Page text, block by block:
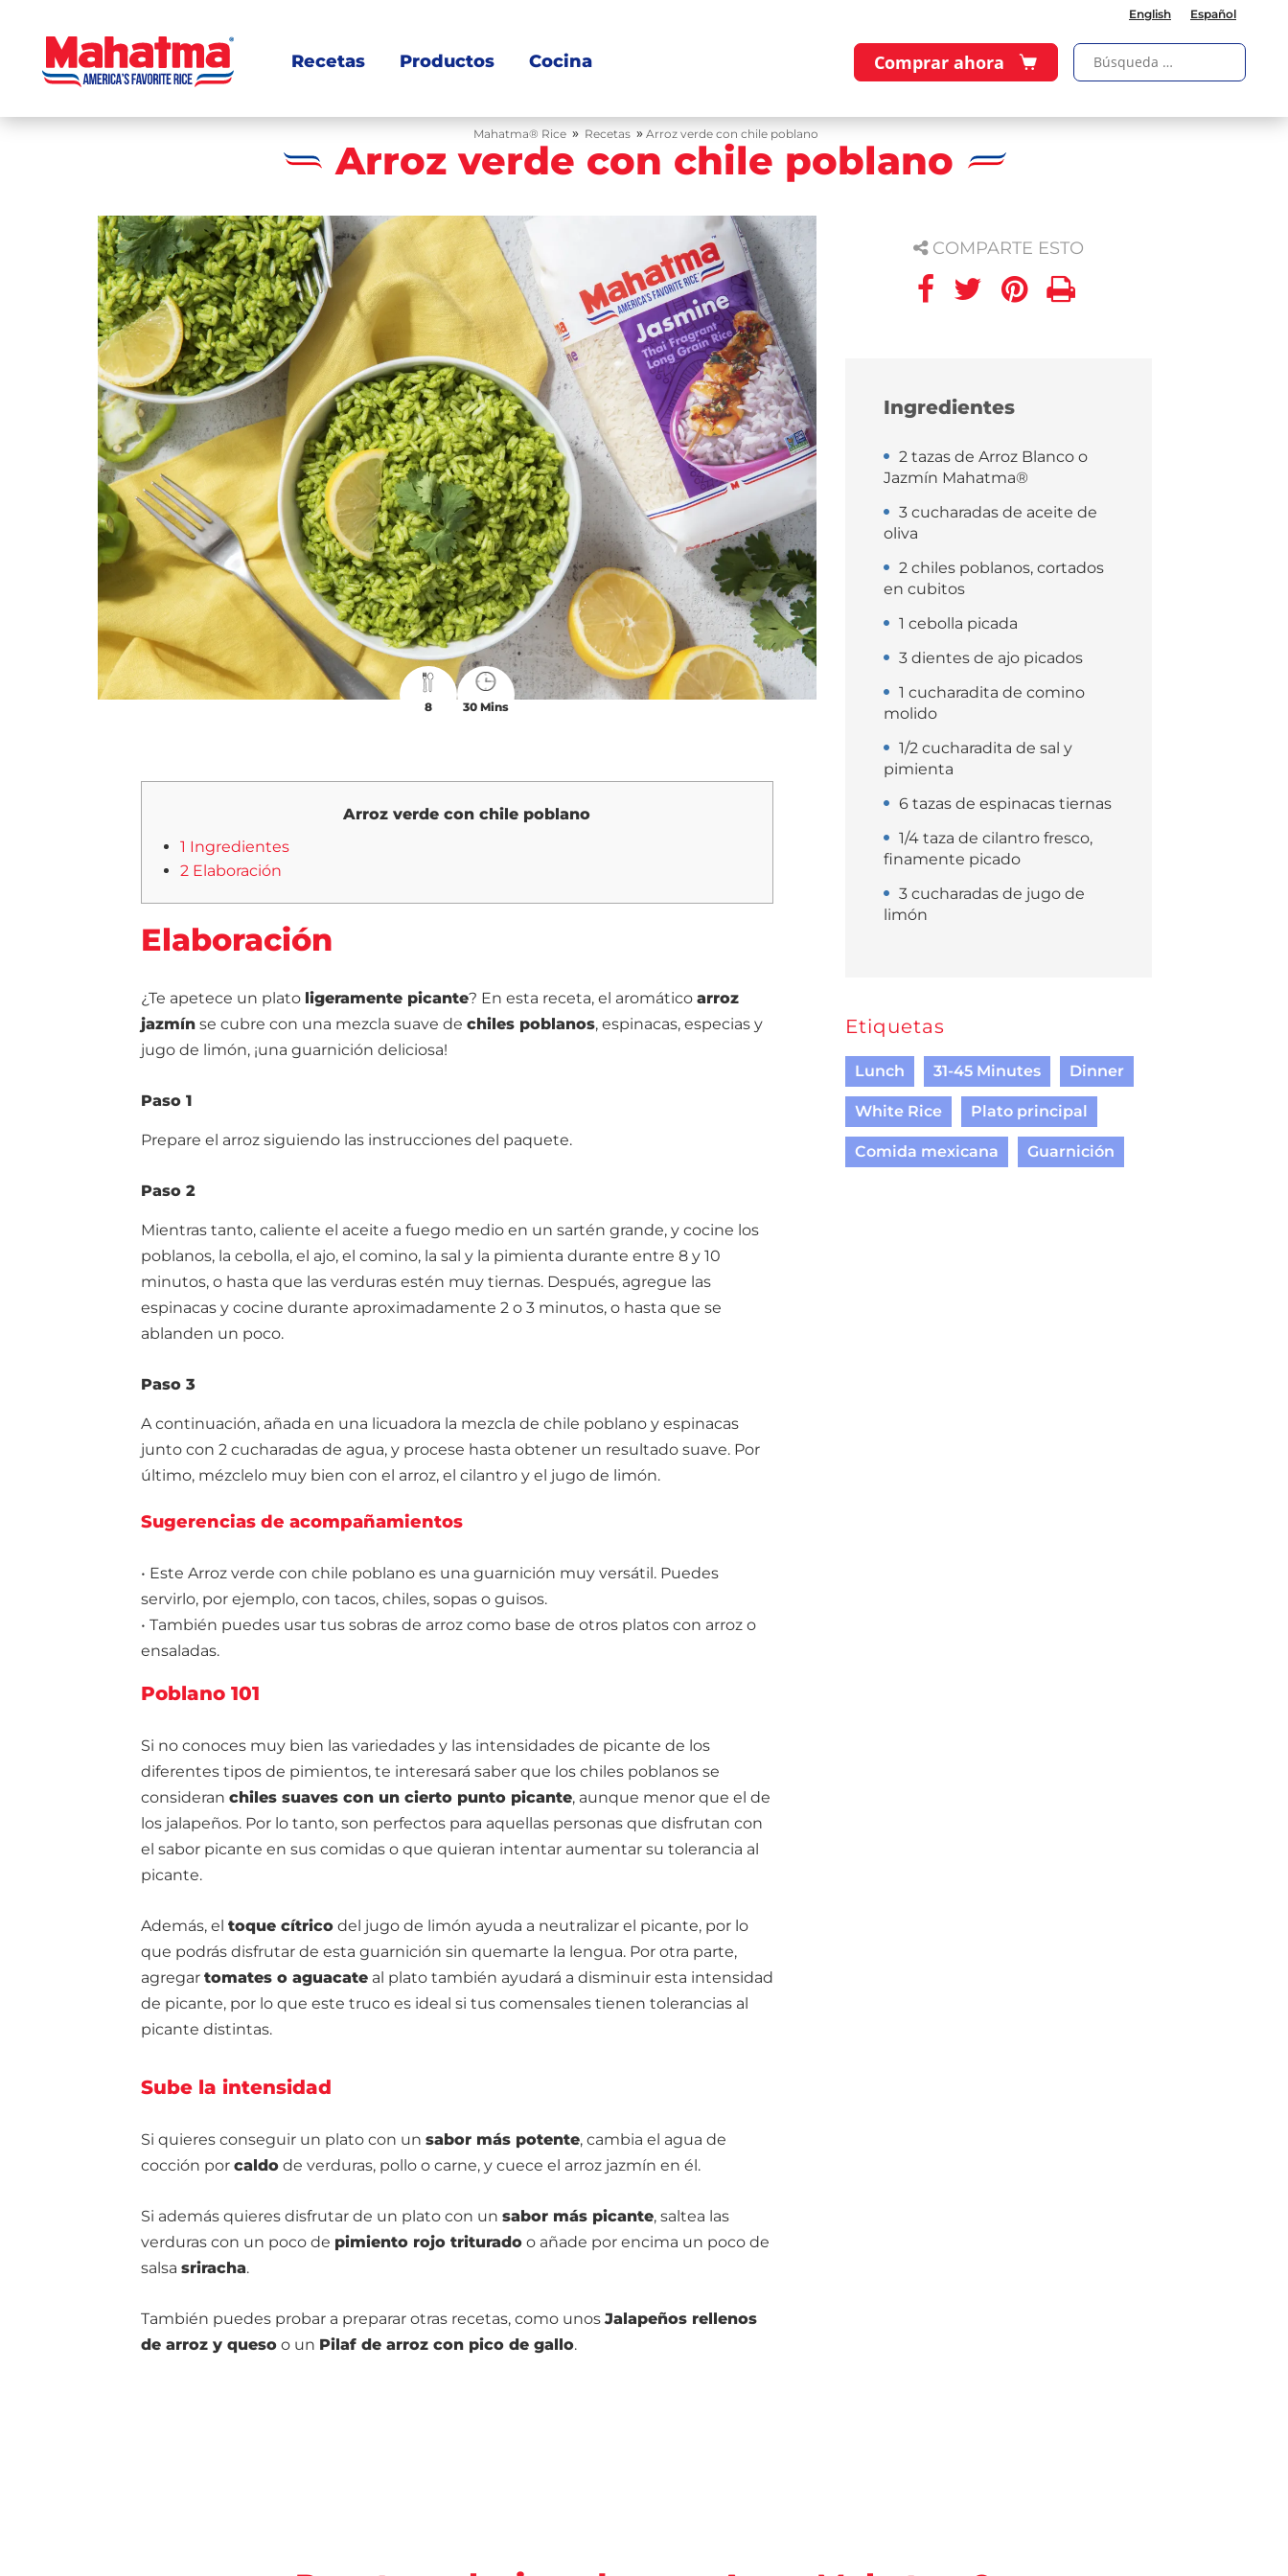
English Español
Recetas Productos Cocina Comprar ahora
Mahatma® Rice » Recetas » Arroz verde con chile poblano
Arroz verde con chile poblano
8 30 Mins
COMPARTE ESTO
Ingredientes
2 tazas de Arroz Blanco o
Jazmín Mahatma®
3 cucharadas de aceite de
oliva
2 chiles poblanos, cortados
en cubitos
1 cebolla picada
3 dientes de ajo picados
1 cucharadita de comino
molido
1/2 cucharadita de sal y
pimienta
6 tazas de espinacas tiernas
1/4 taza de cilantro fresco,
finamente picado
3 cucharadas de jugo de
limón
Etiquetas
Lunch 31-45 Minutes Dinner
White Rice Plato principal
Comida mexicana Guarnición
Arroz verde con chile poblano
1 Ingredientes
2 Elaboración
Elaboración
¿Te apetece un plato ligeramente picante? En esta receta, el aromático arroz
jazmín se cubre con una mezcla suave de chiles poblanos, espinacas, especias y
jugo de limón, ¡una guarnición deliciosa!
Paso 1
Prepare el arroz siguiendo las instrucciones del paquete.
Paso 2
Mientras tanto, caliente el aceite a fuego medio en un sartén grande, y cocine los
poblanos, la cebolla, el ajo, el comino, la sal y la pimienta durante entre 8 y 10
minutos, o hasta que las verduras estén muy tiernas. Después, agregue las
espinacas y cocine durante aproximadamente 2 o 3 minutos, o hasta que se
ablanden un poco.
Paso 3
A continuación, añada en una licuadora la mezcla de chile poblano y espinacas
junto con 2 cucharadas de agua, y procese hasta obtener un resultado suave. Por
último, mézclelo muy bien con el arroz, el cilantro y el jugo de limón.
Sugerencias de acompañamientos
• Este Arroz verde con chile poblano es una guarnición muy versátil. Puedes
servirlo, por ejemplo, con tacos, chiles, sopas o guisos.
• También puedes usar tus sobras de arroz como base de otros platos con arroz o
ensaladas.
Poblano 101
Si no conoces muy bien las variedades y las intensidades de picante de los
diferentes tipos de pimientos, te interesará saber que los chiles poblanos se
consideran chiles suaves con un cierto punto picante, aunque menor que el de
los jalapeños. Por lo tanto, son perfectos para aquellas personas que disfrutan con
el sabor picante en sus comidas o que quieran intentar aumentar su tolerancia al
picante.
Además, el toque cítrico del jugo de limón ayuda a neutralizar el picante, por lo
que podrás disfrutar de esta guarnición sin quemarte la lengua. Por otra parte,
agregar tomates o aguacate al plato también ayudará a disminuir esta intensidad
de picante, por lo que este truco es ideal si tus comensales tienen tolerancias al
picante distintas.
Sube la intensidad
Si quieres conseguir un plato con un sabor más potente, cambia el agua de
cocción por caldo de verduras, pollo o carne, y cuece el arroz jazmín en él.
Si además quieres disfrutar de un plato con un sabor más picante, saltea las
verduras con un poco de pimiento rojo triturado o añade por encima un poco de
salsa sriracha.
También puedes probar a preparar otras recetas, como unos Jalapeños rellenos
de arroz y queso o un Pilaf de arroz con pico de gallo.